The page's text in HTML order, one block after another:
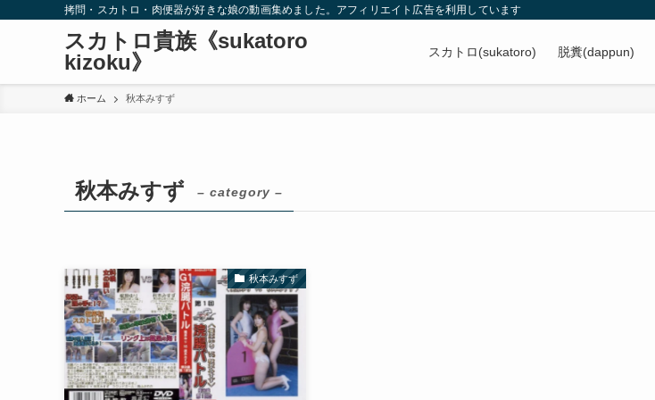
拷問・スカトロ・肉便器が好きな娘の動画集めました。アフィリエイト広告を利用しています
スカトロ貴族《sukatoro
kizoku》
スカトロ(sukatoro) 脱糞(dappun)
ホーム 秋本みすず
秋本みすず – category –
秋本みすず